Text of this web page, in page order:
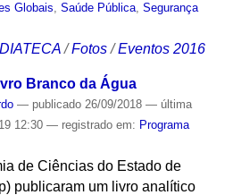
Globais Saúde Pública, Segurança
/Fotos /Eventos 2016
Branco da Água
— publicado26/09/2018 — última
12:30 — registrado em: Programa
de Ciências do Estado de
publicaram um livro analítico